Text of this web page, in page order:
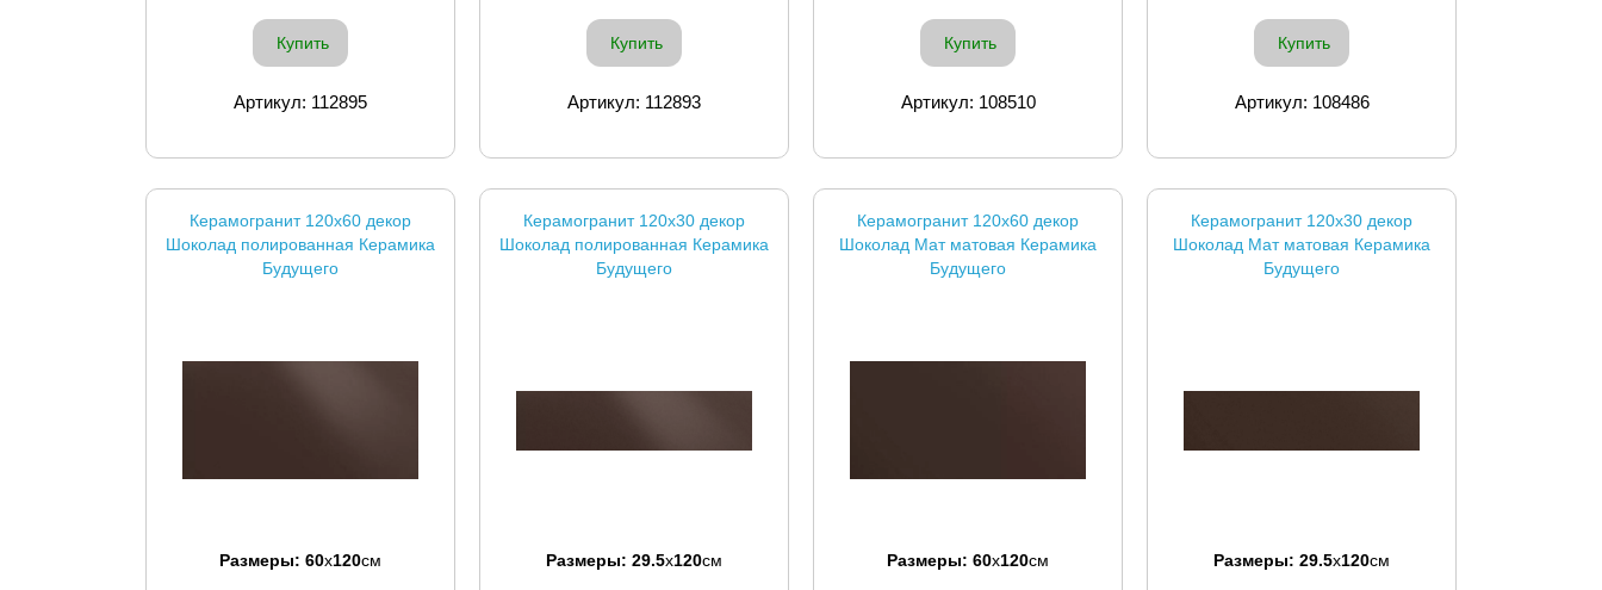
Купить
Артикул: 112895
Купить
Артикул: 112893
Купить
Артикул: 108510
Купить
Артикул: 108486
Керамогранит 120x60 декор
Шоколад полированная Керамика
Будущего
Размеры: 60x120см
Керамогранит 120x30 декор
Шоколад полированная Керамика
Будущего
Размеры: 29.5x120см
Керамогранит 120x60 декор
Шоколад Мат матовая Керамика
Будущего
Размеры: 60x120см
Керамогранит 120x30 декор
Шоколад Мат матовая Керамика
Будущего
Размеры: 29.5x120см